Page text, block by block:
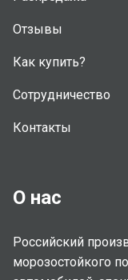
Отзывы
Как купить?
Сотрудничество
Контакты
О нас
Российский
морозостойкого